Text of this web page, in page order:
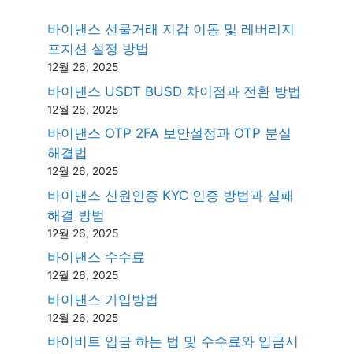
바이낸스 선물거래 지갑 이동 및 레버리지
포지션 설정 방법
12월 26, 2025
바이낸스 USDT BUSD 차이점과 전환 방법
12월 26, 2025
바이낸스 OTP 2FA 보안설정과 OTP 분실
해결법
12월 26, 2025
바이낸스 신원인증 KYC 인증 방법과 실패
해결 방법
12월 26, 2025
바이낸스 수수료
12월 26, 2025
바이낸스 가입방법
12월 26, 2025
바이비트 입금 하는 법 및 수수료와 입금시